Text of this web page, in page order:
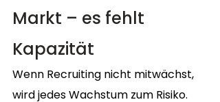
Markt – es fehlt
Kapazität
Wenn Recruiting nicht mitwächst,
wird jedes Wachstum zum Risiko.